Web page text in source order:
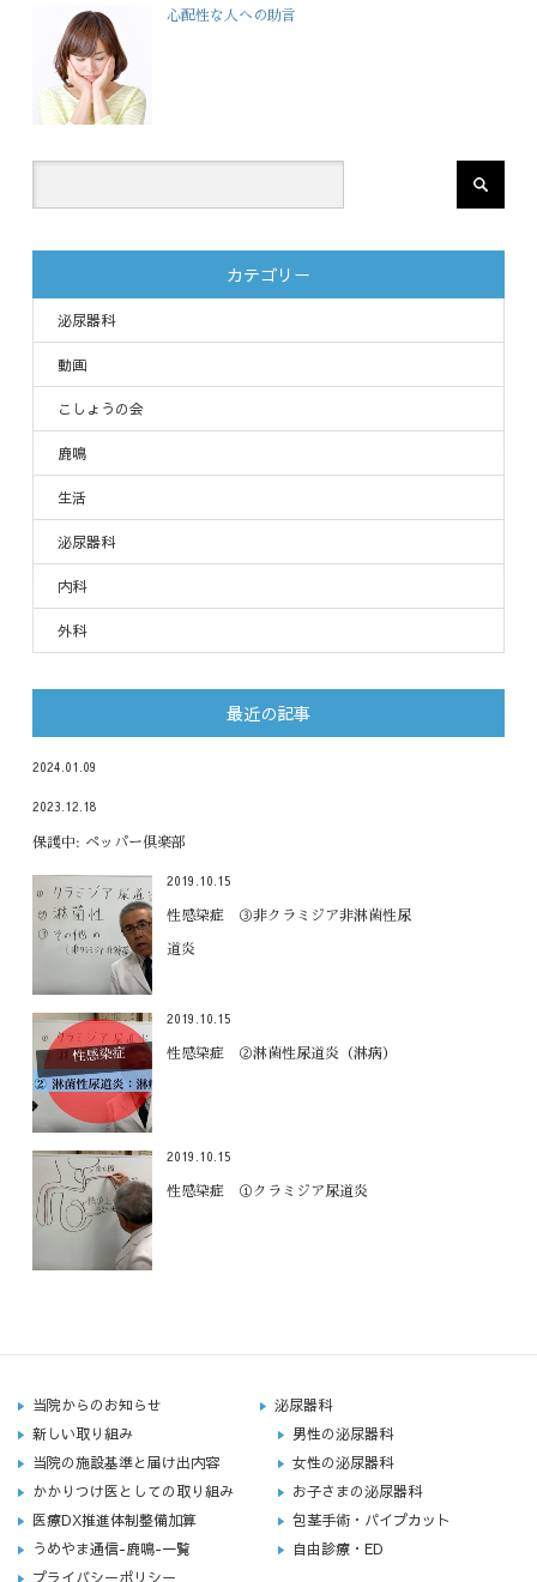
心配性な人への助言
カテゴリー
泌尿器科
動画
こしょうの会
鹿鳴
生活
泌尿器科
内科
外科
最近の記事
2024.01.09
2023.12.18
保護中: ペッパー倶楽部
2019.10.15
性感染症 ③非クラミジア非淋菌性尿
道炎
2019.10.15
性感染症 ②淋菌性尿道炎（淋病）
2019.10.15
性感染症 ①クラミジア尿道炎
当院からのお知らせ
新しい取り組み
当院の施設基準と届け出内容
かかりつけ医としての取り組み
医療DX推進体制整備加算
うめやま通信-鹿鳴-一覧
プライバシーポリシー
泌尿器科
男性の泌尿器科
女性の泌尿器科
お子さまの泌尿器科
包茎手術・パイプカット
自由診療・ED